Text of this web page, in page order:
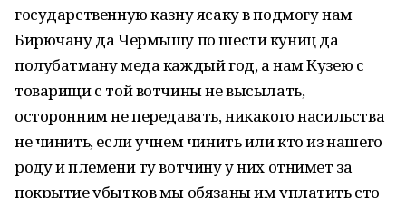
государственную казну ясаку в подмогу нам
Бирючану да Чермышу по шести куниц да
полубатману меда каждый год, а нам Кузею с
товарищи с той вотчины не высылать,
осторонним не передавать, никакого насильства
не чинить, если учнем чинить или кто из нашего
роду и племени ту вотчину у них отнимет за
покрытие убытков мы обязаны им уплатить сто